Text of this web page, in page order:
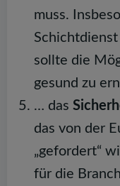
muss.
sollte die
gesund zu
… das
das von der
„gefordert“
für die